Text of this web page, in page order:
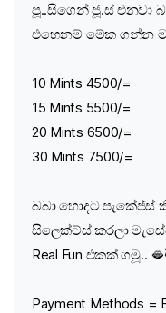
පූ..සිගෙන් ජූ.ස් එනවා
එහෙනම් මේක ගන්න
10 Mints 4500/=
15 Mints 5500/=
20 Mints 6500/=
30 Mints 7500/=
බබා හොදට පැකේජ්ස්
සිලෙක්ට්ස් කරලා
Real Fun එකක් ගමූ..
Payment Methods =